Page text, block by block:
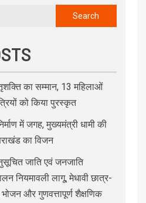
Search
का सम्मान, 13 महिलाओं
को किया पुरस्कृत
में जगह, मुख्यमंत्री धामी की
का विजन
जाति एवं जनजाति
नियमावली लागू, मेधावी छात्र-
और गुणवत्तापूर्ण शैक्षणिक